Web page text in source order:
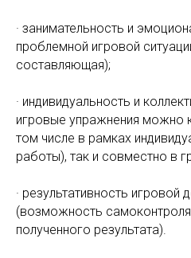
· занимательность и
проблемной игровой
составляющая);
· индивидуальность и
игровые упражнения можно
том числе в рамках
работы), так и совместно в
· результативность игровой
(возможность самоконтроля
полученного результата).